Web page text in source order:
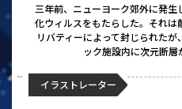
三年前、ニューヨーク郊外に発
化ウィルスをもたらした。それは
リバティーによって封じられた
ック施設内に次元断
イラストレーター